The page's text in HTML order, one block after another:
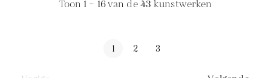
Toon 1 – 16van de43 kunstwerken
1 2 3